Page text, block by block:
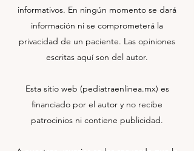
informativos. En ningún momento se dará
información ni se comprometerá la
privacidad de un paciente. Las opiniones
escritas aquí son del autor.
Esta sitio web (pediatraenlinea.mx) es
financiado por el autor y no recibe
patrocinios ni contiene publicidad.